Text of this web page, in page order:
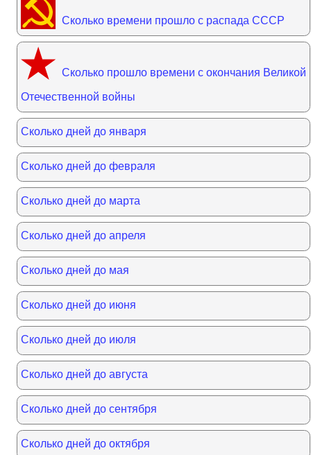
Сколько времени прошло с распада СССР
Сколько прошло времени с окончания Великой
Отечественной войны
Сколько дней до января
Сколько дней до февраля
Сколько дней до марта
Сколько дней до апреля
Сколько дней до мая
Сколько дней до июня
Сколько дней до июля
Сколько дней до августа
Сколько дней до сентября
Сколько дней до октября